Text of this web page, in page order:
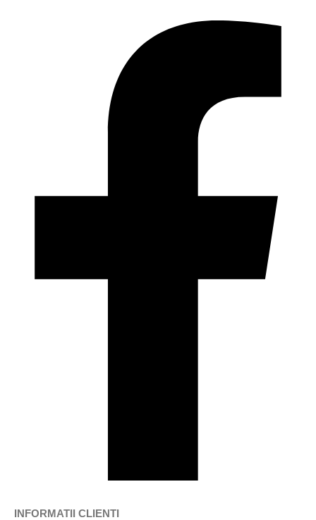
INFORMATII CLIENTI